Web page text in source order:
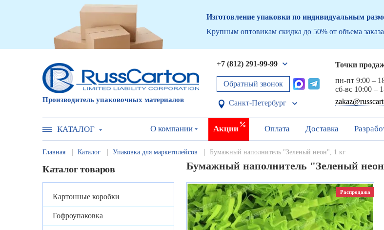
Изготовление упаковки по индивидуальным
Крупным оптовикам скидка до 50% от объема заказа
Производитель упаковочных материалов
+7 (812) 291-99-99
Обратный звонок
Санкт-Петербург
Точки
пн-пт 9:00 –
сб-вс 10:00 –
КАТАЛОГ О компании Акции Оплата Доставка
Главная Каталог Упаковка для маркетплейсов Бумажный наполнитель "Зеленый неон", 1 кг
Каталог товаров
Картонные коробки
Гофроупаковка
Бумажный наполнитель "Зеленый
Распродажа